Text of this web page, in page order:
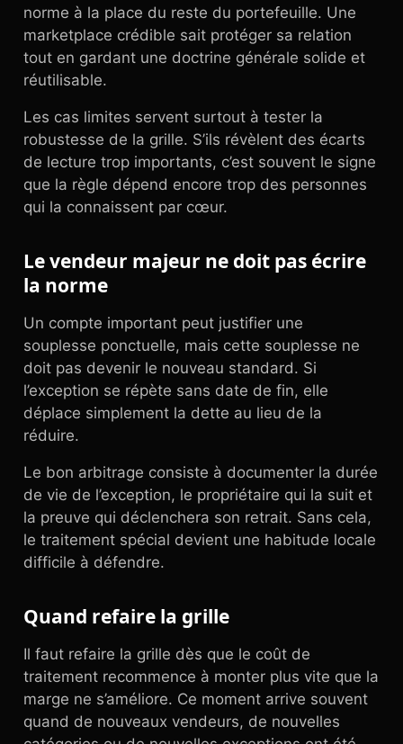
norme à la place du reste du portefeuille. Une
marketplace crédible sait protéger sa relation
tout en gardant une doctrine générale solide et
réutilisable.
Les cas limites servent surtout à tester la
robustesse de la grille. S’ils révèlent des écarts
de lecture trop importants, c’est souvent le signe
que la règle dépend encore trop des personnes
qui la connaissent par cœur.
Le vendeur majeur ne doit pas écrire
la norme
Un compte important peut justifier une
souplesse ponctuelle, mais cette souplesse ne
doit pas devenir le nouveau standard. Si
l’exception se répète sans date de fin, elle
déplace simplement la dette au lieu de la
réduire.
Le bon arbitrage consiste à documenter la durée
de vie de l’exception, le propriétaire qui la suit et
la preuve qui déclenchera son retrait. Sans cela,
le traitement spécial devient une habitude locale
difficile à défendre.
Quand refaire la grille
Il faut refaire la grille dès que le coût de
traitement recommence à monter plus vite que la
marge ne s’améliore. Ce moment arrive souvent
quand de nouveaux vendeurs, de nouvelles